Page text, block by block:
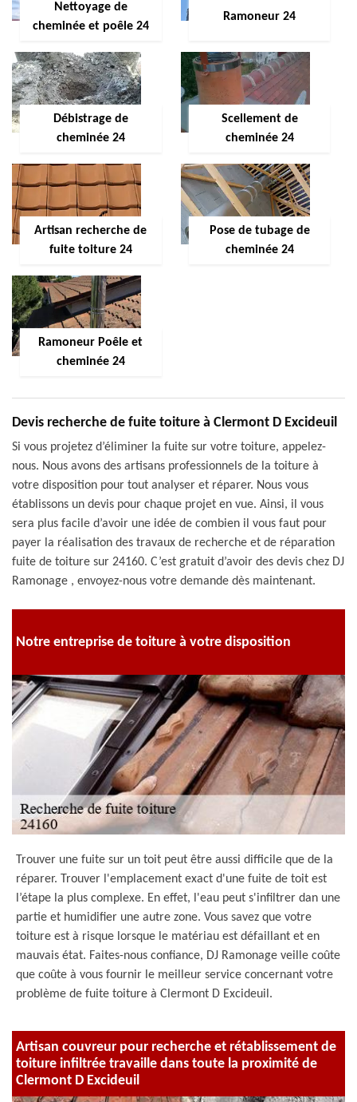
Nettoyage de
cheminée et poêle 24
Ramoneur 24
Débistrage de
cheminée 24
Scellement de
cheminée 24
Artisan recherche de
fuite toiture 24
Pose de tubage de
cheminée 24
Ramoneur Poêle et
cheminée 24
Devis recherche de fuite toiture à Clermont D Excideuil
Si vous projetez d’éliminer la fuite sur votre toiture, appelez-
nous. Nous avons des artisans professionnels de la toiture à
votre disposition pour tout analyser et réparer. Nous vous
établissons un devis pour chaque projet en vue. Ainsi, il vous
sera plus facile d’avoir une idée de combien il vous faut pour
payer la réalisation des travaux de recherche et de réparation
fuite de toiture sur 24160. C’est gratuit d’avoir des devis chez DJ
Ramonage , envoyez-nous votre demande dès maintenant.
Notre entreprise de toiture à votre disposition
Trouver une fuite sur un toit peut être aussi difficile que de la
réparer. Trouver l'emplacement exact d'une fuite de toit est
l’étape la plus complexe. En effet, l'eau peut s'infiltrer dan une
partie et humidifier une autre zone. Vous savez que votre
toiture est à risque lorsque le matériau est défaillant et en
mauvais état. Faites-nous confiance, DJ Ramonage veille coûte
que coûte à vous fournir le meilleur service concernant votre
problème de fuite toiture à Clermont D Excideuil.
Artisan couvreur pour recherche et rétablissement de
toiture infiltrée travaille dans toute la proximité de
Clermont D Excideuil